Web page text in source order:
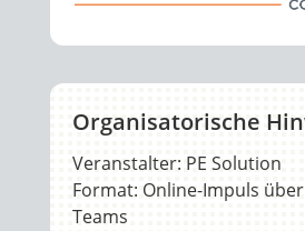
Organisatorische
Veranstalter: PE Solution
Format: Online-Impuls
Teams